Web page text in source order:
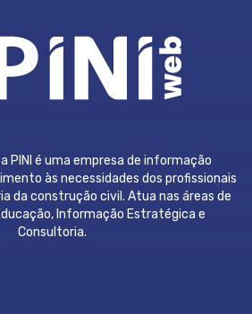
PINI é uma empresa de informação
às necessidades dos profissionais
da construção civil. Atua nas áreas de
Informação Estratégica e
Consultoria.